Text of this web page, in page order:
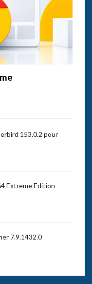
153.0.2 pour
Extreme Edition
7.9.1432.0